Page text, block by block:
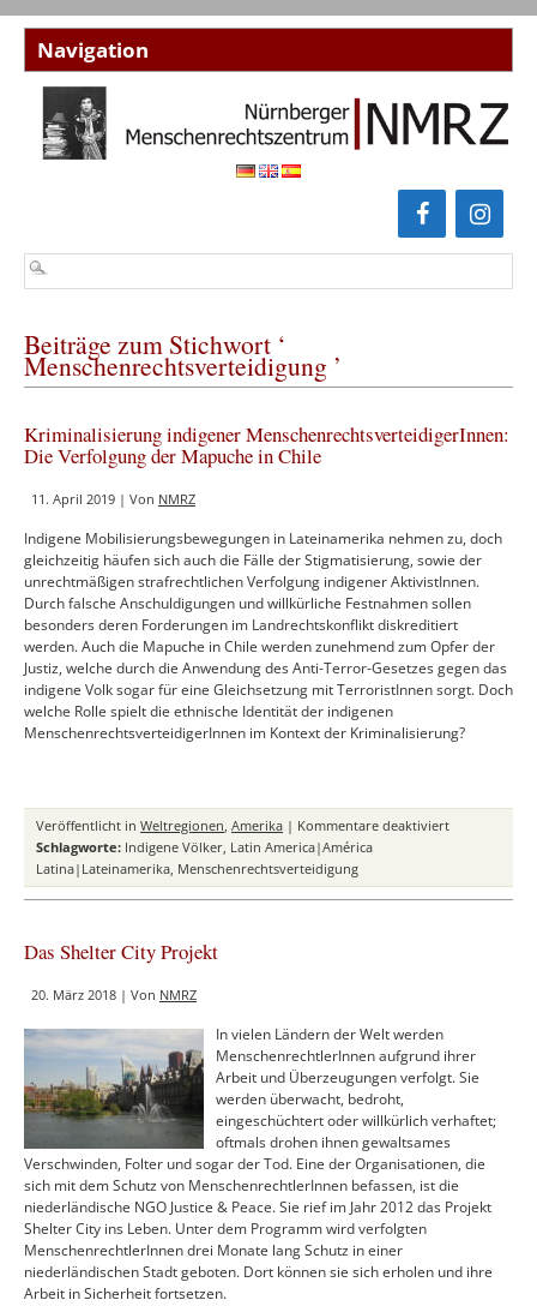
Beiträge zum Stichwort ‘
Menschenrechtsverteidigung ’
Kriminalisierung indigener MenschenrechtsverteidigerInnen:
Die Verfolgung der Mapuche in Chile
11. April 2019 | Von NMRZ
Indigene Mobilisierungsbewegungen in Lateinamerika nehmen zu, doch
gleichzeitig häufen sich auch die Fälle der Stigmatisierung, sowie der
unrechtmäßigen strafrechtlichen Verfolgung indigener AktivistInnen.
Durch falsche Anschuldigungen und willkürliche Festnahmen sollen
besonders deren Forderungen im Landrechtskonflikt diskreditiert
werden. Auch die Mapuche in Chile werden zunehmend zum Opfer der
Justiz, welche durch die Anwendung des Anti-Terror-Gesetzes gegen das
indigene Volk sogar für eine Gleichsetzung mit TerroristInnen sorgt. Doch
welche Rolle spielt die ethnische Identität der indigenen
MenschenrechtsverteidigerInnen im Kontext der Kriminalisierung?
Veröffentlicht in Weltregionen, Amerika | Kommentare deaktiviertfür
Schlagworte: Indigene Völker, Latin America|América
Latina|Lateinamerika, Menschenrechtsverteidigung
Das Shelter City Projekt
20. März 2018 | Von NMRZ
In vielen Ländern der Welt werden
MenschenrechtlerInnen aufgrund ihrer
Arbeit und Überzeugungen verfolgt. Sie
werden überwacht, bedroht,
eingeschüchtert oder willkürlich verhaftet;
oftmals drohen ihnen gewaltsames
Verschwinden, Folter und sogar der Tod. Eine der Organisationen, die
sich mit dem Schutz von MenschenrechtlerInnen befassen, ist die
niederländische NGO Justice & Peace. Sie rief im Jahr 2012 das Projekt
Shelter City ins Leben. Unter dem Programm wird verfolgten
MenschenrechtlerInnen drei Monate lang Schutz in einer
niederländischen Stadt geboten. Dort können sie sich erholen und ihre
Arbeit in Sicherheit fortsetzen.